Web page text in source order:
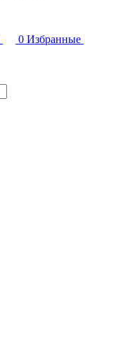
0 Избранные